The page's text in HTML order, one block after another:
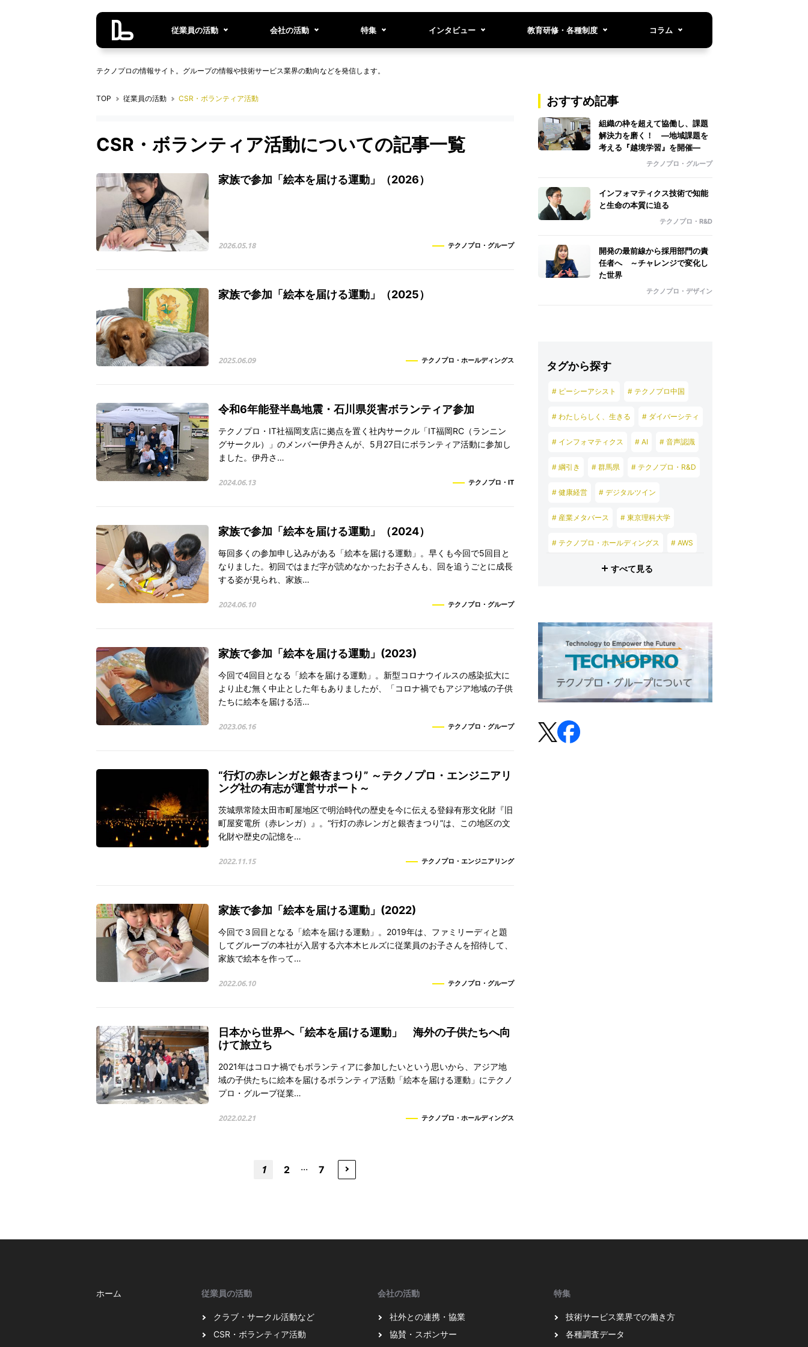
従業員の活動 会社の活動 特集 インタビュー 教育研修・各種制度 コラム
テクノプロの情報サイト。グループの情報や技術サービス業界の動向などを発信します。
TOP 従業員の活動 CSR・ボランティア活動
CSR・ボランティア活動についての記事一覧
家族で参加「絵本を届ける運動」（2026）
2026.05.18 テクノプロ・グループ
家族で参加「絵本を届ける運動」（2025）
2025.06.09 テクノプロ・ホールディングス
令和6年能登半島地震・石川県災害ボランティア参加
テクノプロ・IT社福岡支店に拠点を置く社内サークル「IT福岡RC（ランニン
グサークル）」のメンバー伊丹さんが、5月27日にボランティア活動に参加し
ました。伊丹さ…
2024.06.13 テクノプロ・IT
家族で参加「絵本を届ける運動」（2024）
毎回多くの参加申し込みがある「絵本を届ける運動」。早くも今回で5回目と
なりました。初回ではまだ字が読めなかったお子さんも、回を追うごとに成長
する姿が見られ、家族…
2024.06.10 テクノプロ・グループ
家族で参加「絵本を届ける運動」(2023)
今回で4回目となる「絵本を届ける運動」。新型コロナウイルスの感染拡大に
より止む無く中止とした年もありましたが、「コロナ禍でもアジア地域の子供
たちに絵本を届ける活…
2023.06.16 テクノプロ・グループ
“行灯の赤レンガと銀杏まつり” ～テクノプロ・エンジニアリ
ング社の有志が運営サポート～
茨城県常陸太田市町屋地区で明治時代の歴史を今に伝える登録有形文化財『旧
町屋変電所（赤レンガ）』。“行灯の赤レンガと銀杏まつり”は、この地区の文
化財や歴史の記憶を…
2022.11.15 テクノプロ・エンジニアリング
家族で参加「絵本を届ける運動」(2022)
今回で３回目となる「絵本を届ける運動」。2019年は、ファミリーディと題
してグループの本社が入居する六本木ヒルズに従業員のお子さんを招待して、
家族で絵本を作って…
2022.06.10 テクノプロ・グループ
日本から世界へ「絵本を届ける運動」 海外の子供たちへ向
けて旅立ち
2021年はコロナ禍でもボランティアに参加したいという思いから、アジア地
域の子供たちに絵本を届けるボランティア活動「絵本を届ける運動」にテクノ
プロ・グループ従業…
2022.02.21 テクノプロ・ホールディングス
1 2 ... 7
おすすめ記事
組織の枠を超えて協働し、課題
解決力を磨く！ ―地域課題を
考える『越境学習』を開催―
テクノプロ・グループ
インフォマティクス技術で知能
と生命の本質に迫る
テクノプロ・R&D
開発の最前線から採用部門の責
任者へ ～チャレンジで変化し
た世界
テクノプロ・デザイン
タグから探す
# ピーシーアシスト # テクノプロ中国
# わたしらしく、生きる # ダイバーシティ
# インフォマティクス # AI # 音声認識
# 綱引き # 群馬県 # テクノプロ・R&D
# 健康経営 # デジタルツイン
# 産業メタバース # 東京理科大学
# テクノプロ・ホールディングス # AWS
# テクノブレーン # テクノプロ・グループ
# テクノプロ・デザイン
# テクノプロ・エンジニアリング
# テクノプロ・コンストラクション
すべて見る
ホーム 従業員の活動
クラブ・サークル活動など
CSR・ボランティア活動
会社の活動
社外との連携・協業
協賛・スポンサー
特集
技術サービス業界での働き方
各種調査データ